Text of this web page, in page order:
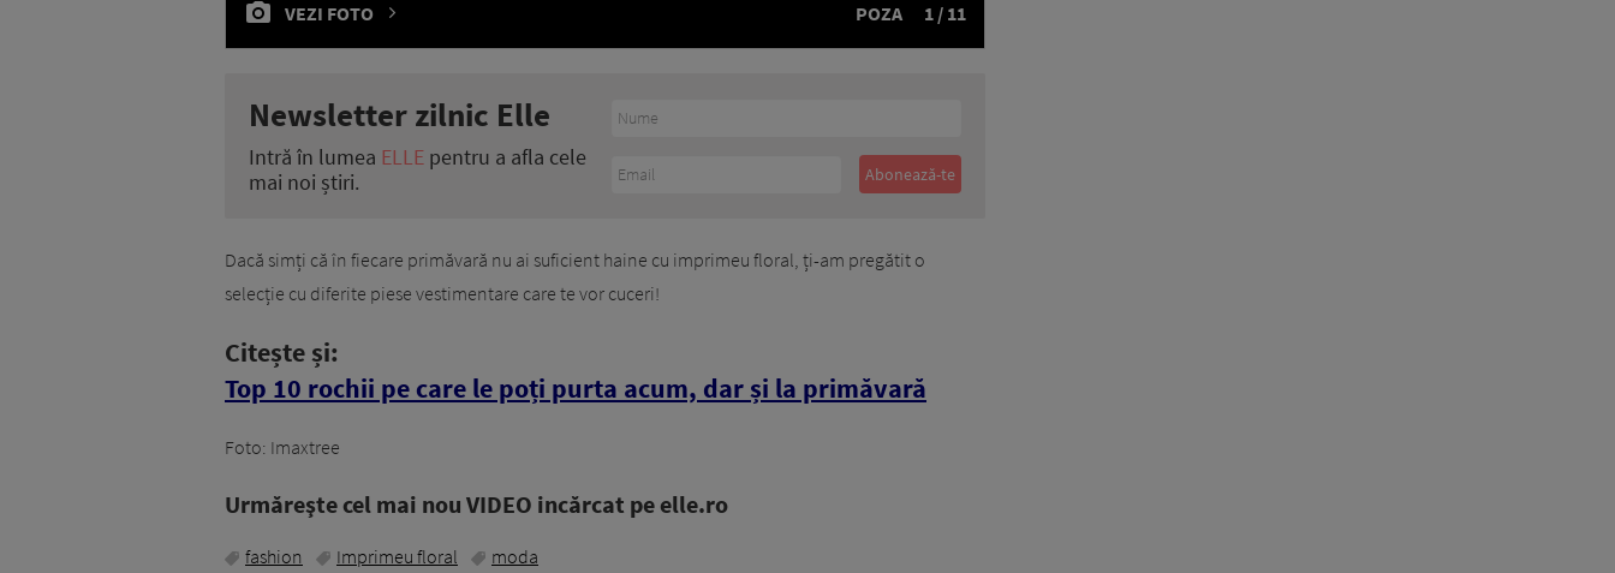
VEZI FOTO POZA 1 / 11
Newsletter zilnic Elle
Intră în lumea ELLE pentru a afla cele
mai noi știri.
Dacă simți că în fiecare primăvară nu ai suficient haine cu imprimeu floral, ți-am pregătit o
selecție cu diferite piese vestimentare care te vor cuceri!
Citește și:
Top 10 rochii pe care le poți purta acum, dar și la primăvară
Foto: Imaxtree
Urmăreşte cel mai nou VIDEO incărcat pe elle.ro
fashion Imprimeu floral moda